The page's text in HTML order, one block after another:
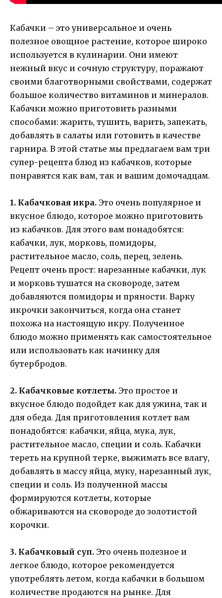
Кабачки – это универсальное и очень
полезное овощное растение, которое широко
используется в кулинарии. Они имеют
нежный вкус и сочную структуру, поражают
своими благотворными свойствами, содержат
большое количество витаминов и минералов.
Кабачки можно приготовить разными
способами: жарить, тушить, варить, запекать,
добавлять в салаты или готовить в качестве
гарнира. В этой статье мы предлагаем вам три
супер-рецепта блюд из кабачков, которые
понравятся как вам, так и вашим домочадцам.
1. Кабачковая икра. Это очень популярное и
вкусное блюдо, которое можно приготовить
из кабачков. Для этого вам понадобятся:
кабачки, лук, морковь, помидоры,
растительное масло, соль, перец, зелень.
Рецепт очень прост: нарезанные кабачки, лук
и морковь тушатся на сковороде, затем
добавляются помидоры и пряности. Варку
икрочки закончиться, когда она станет
похожа на настоящую икру. Полученное
блюдо можно применять как самостоятельное
или использовать как начинку для
бутербродов.
2. Кабачковые котлеты. Это простое и
вкусное блюдо подойдет как для ужина, так и
для обеда. Для приготовления котлет вам
понадобятся: кабачки, яйца, мука, лук,
растительное масло, специи и соль. Кабачки
тереть на крупной терке, выжимать все влагу,
добавлять в массу яйца, муку, нарезанный лук,
специи и соль. Из полученной массы
формируются котлеты, которые
обжариваются на сковороде до золотистой
корочки.
3. Кабачковый суп. Это очень полезное и
легкое блюдо, которое рекомендуется
употреблять летом, когда кабачки в большом
количестве продаются на рынке. Для